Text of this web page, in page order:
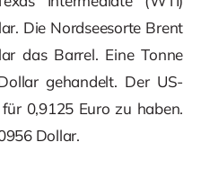
Die Nordseesorte Brent
das Barrel. Eine Tonne
gehandelt. Der US-
0,9125 Euro zu haben.
Dollar.